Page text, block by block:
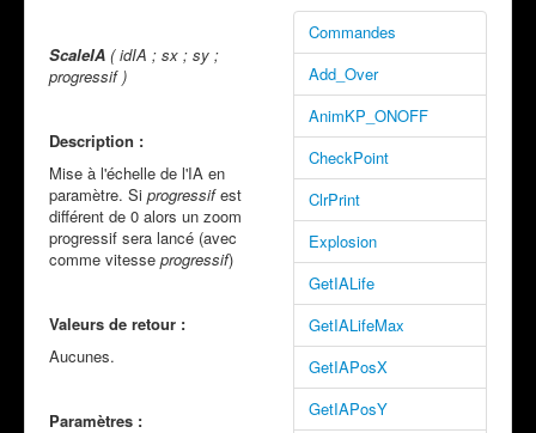
Commandes
Add_Over
AnimKP_ONOFF
CheckPoint
ClrPrint
Explosion
GetIALife
GetIALifeMax
GetIAPosX
GetIAPosY
ScaleIA ( idIA ; sx ; sy ;
progressif )
Description :
Mise à l'échelle de l'IA en
paramètre. Si progressifest
différent de 0 alors un zoom
progressif sera lancé (avec
comme vitesse progressif)
Valeurs de retour :
Aucunes.
Paramètres :